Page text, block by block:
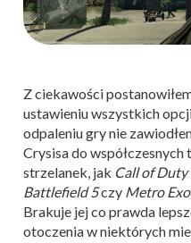
Z ciekawości
ustawieniu wszystkich
odpaleniu gry nie
Crysisa do
strzelanek, jak Call of
Battlefield 5czy Metro
Brakuje jej co prawda
otoczenia w niektórych